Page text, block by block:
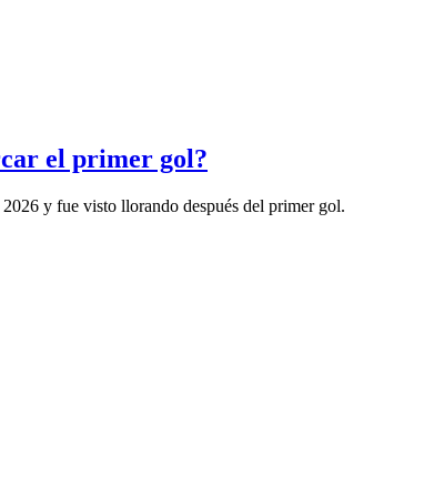
el primer gol?
y fue visto llorando después del primer gol.